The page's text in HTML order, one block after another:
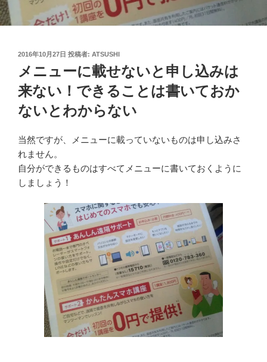
投
日:
2016年10月27日 投稿者: ATSUSHI
メニューに載せないと申し込みは
来ない！できることは書いておか
ないとわからない
当然ですが、メニューに載っていないものは申し込みさ
れません。
自分ができるものはすべてメニューに書いておくように
しましょう！